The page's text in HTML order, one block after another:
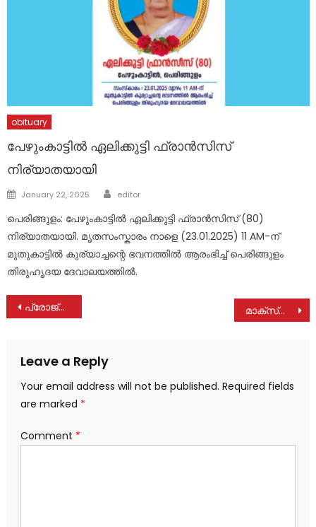
obituary
പേഴുംകാട്ടിൽ ഏലിക്കുട്ടി ഫ്രാൻസിസ്
നിര്യാതയായി
Posted
January 22, 2025 Author
editor
പെരിങ്ങുളം: പേഴുംകാട്ടിൽ ഏലിക്കുട്ടി ഫ്രാൻസിസ് (80)
നിര്യാതയായി. മൃതസംസ്കാരം നാളെ (23.01.2025) 11 AM-ന്
മുതുകാട്ടിൽ കുര്യാച്ചന്റെ ഭവനത്തിൽ ആരംഭിച്ച് പെരിങ്ങുളം
തിരുഹൃദയ ദേവാലയത്തിൽ.
Post
പ്രോജ്ക്ട് അസിസ്റ്റന്റ് നിയമനം മാക്സ്പെക്ട്ര ഒക്ടോബർ 18ന്
Leave a Reply
Your email address will not be published. Required fields
are marked *
Comment *